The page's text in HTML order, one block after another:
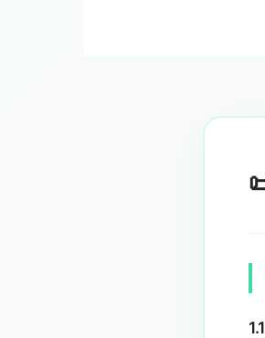
1.1